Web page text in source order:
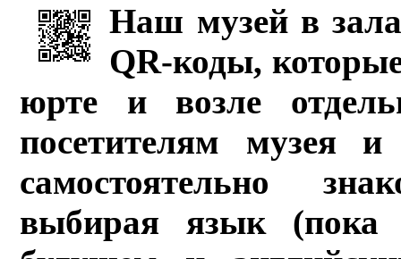
Наш музей в
QR-коды,
юрте и возле
посетителям музея и
самостоятельно
выбирая язык (пока